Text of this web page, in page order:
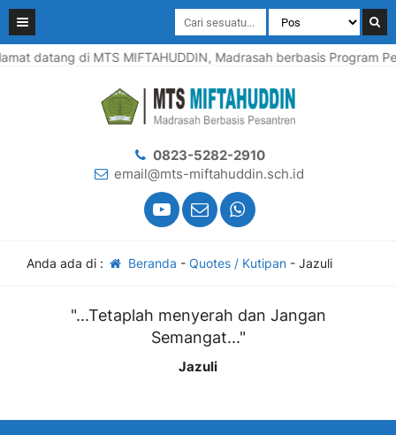
datang di MTS MIFTAHUDDIN, Madrasah berbasis Program
0823-5282-2910
email@mts-miftahuddin.sch.id
Anda ada di : Beranda - Quotes / Kutipan- Jazuli
"...Tetaplah menyerah dan Jangan
Semangat..."
Jazuli